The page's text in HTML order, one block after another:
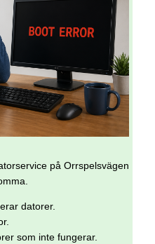
på Orrspelsvägen
datorer.
som inte fungerar.